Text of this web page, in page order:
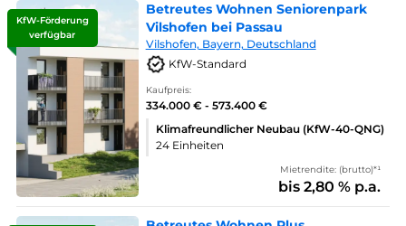
KfW-Förderung
verfügbar
Betreutes Wohnen Seniorenpark
Vilshofen bei Passau
Vilshofen, Bayern, Deutschland
KfW-Standard
Kaufpreis:
334.000 € - 573.400 €
Klimafreundlicher Neubau (KfW-40-QNG)
24 Einheiten
Mietrendite: (brutto)*¹
bis 2,80 % p.a.